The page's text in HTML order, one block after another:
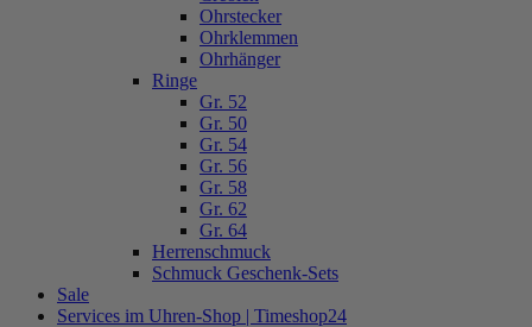
Ohrstecker
Ohrklemmen
Ohrhänger
Ringe
Gr. 52
Gr. 50
Gr. 54
Gr. 56
Gr. 58
Gr. 62
Gr. 64
Herrenschmuck
Schmuck Geschenk-Sets
Sale
Services im Uhren-Shop | Timeshop24